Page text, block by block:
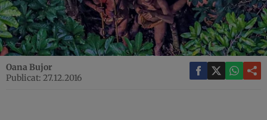
Oana Bujor
Publicat: 27.12.2016